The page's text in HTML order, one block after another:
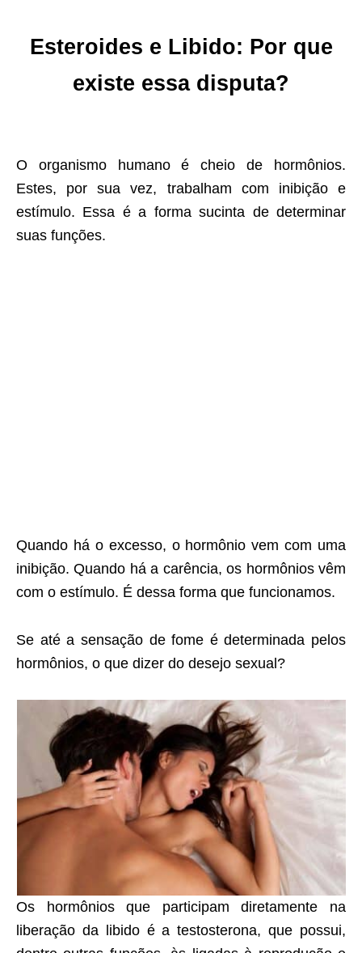
Esteroides e Libido: Por que
existe essa disputa?
O organismo humano é cheio de hormônios.
Estes, por sua vez, trabalham com inibição e
estímulo. Essa é a forma sucinta de determinar
suas funções.
Quando há o excesso, o hormônio vem com uma
inibição. Quando há a carência, os hormônios vêm
com o estímulo. É dessa forma que funcionamos.
Se até a sensação de fome é determinada pelos
hormônios, o que dizer do desejo sexual?
Os hormônios que participam diretamente na
liberação da libido é a testosterona, que possui,